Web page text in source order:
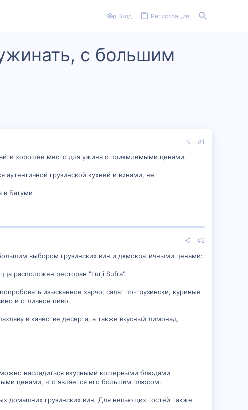
Вход Регистрация
с большим
#1
хорошее место для ужина с приемлемыми ценами.
грузинской кухней и винами, не
в Батуми
#2
выбором грузинских вин и демократичными ценами:
расположен ресторан "Lurji Sufra".
изысканное харчо, салат по-грузински, куриные
и отличное пиво.
в качестве десерта, а также вкусный лимонад.
можно насладиться вкусными кошерными блюдами
ценами, что является его большим плюсом.
домашних грузинских вин. Для непьющих гостей также